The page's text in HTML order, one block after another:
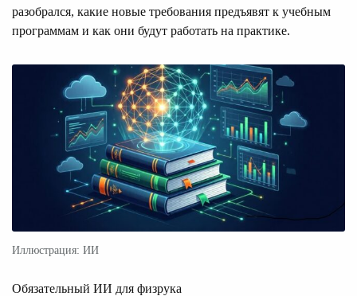
разобрался, какие новые требования предъявят к учебным
программам и как они будут работать на практике.
Иллюстрация: ИИ
Обязательный ИИ для физрука